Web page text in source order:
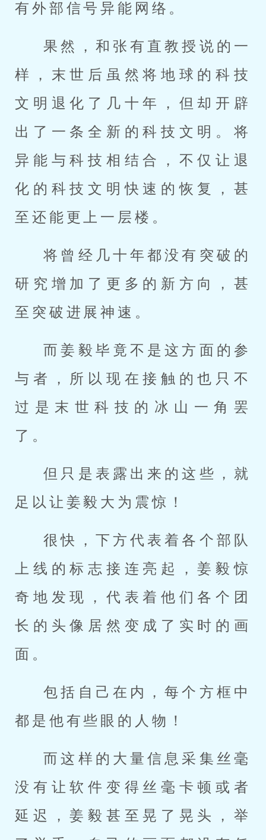
有外部信号异能网络。
果然，和张有直教授说的一
样，末世后虽然将地球的科技
文明退化了几十年，但却开辟
出了一条全新的科技文明。将
异能与科技相结合，不仅让退
化的科技文明快速的恢复，甚
至还能更上一层楼。
将曾经几十年都没有突破的
研究增加了更多的新方向，甚
至突破进展神速。
而姜毅毕竟不是这方面的参
与者，所以现在接触的也只不
过是末世科技的冰山一角罢
了。
但只是表露出来的这些，就
足以让姜毅大为震惊！
很快，下方代表着各个部队
上线的标志接连亮起，姜毅惊
奇地发现，代表着他们各个团
长的头像居然变成了实时的画
面。
包括自己在内，每个方框中
都是他有些眼的人物！
而这样的大量信息采集丝毫
没有让软件变得丝毫卡顿或者
延迟，姜毅甚至晃了晃头，举